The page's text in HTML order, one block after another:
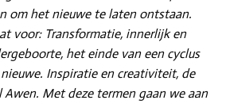
om het nieuwe te laten ontstaan.
voor: Transformatie, innerlijk en
het einde van een cyclus
Inspiratie en creativiteit, de
Met deze termen gaan we aan